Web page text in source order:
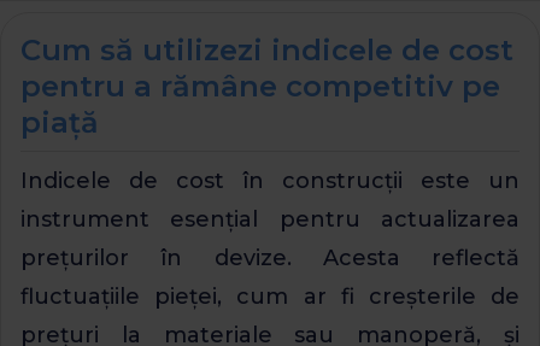
Cum să utilizezi indicele de cost
pentru a rămâne competitiv pe
piață
Indicele de cost în construcții este un
instrument esențial pentru actualizarea
prețurilor în devize. Acesta reflectă
fluctuațiile pieței, cum ar fi creșterile de
prețuri la materiale sau manoperă, și